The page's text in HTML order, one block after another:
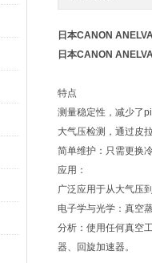
日本CANON
日本CANON
特点
测量稳定性，减少了
大气压检测，通过皮
简单维护：只需更换
应用：
广泛应用于从大气压
电子学与光学：真空
分析：使用任何真空
器、回旋加速器。